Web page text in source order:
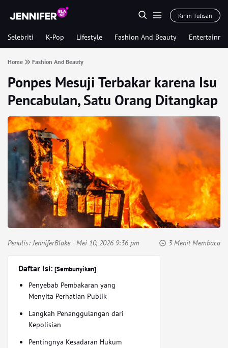
Kirim Tulisan
Selebriti K-Pop Lifestyle Fashion And Beauty
Home Fashion And Beauty
Ponpes Mesuji Terbakar karena Isu
Pencabulan, Satu Orang Ditangkap
Penulis:JenniferBlake- Mei 10, 2026 9:36 pm 3 Menit Membaca
Daftar Isi: [Sembunyikan]
Penyebab Pembakaran yang
Menyita Perhatian Publik
Langkah Penanggulangan dari
Kepolisian
Pentingnya Kesadaran Hukum